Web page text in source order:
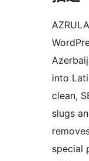
into
clean,
slugs
special